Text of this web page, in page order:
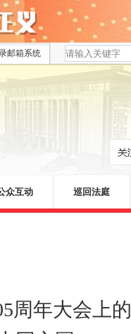
邮箱系统
众互动 巡回法庭
周年大会上的